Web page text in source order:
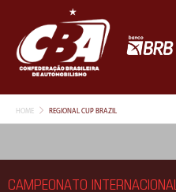
HOME REGIONAL CUP BRAZIL
CAMPEONATO INTERNACIONAL